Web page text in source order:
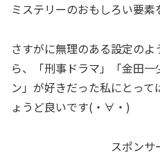
ミステリーのおもしろい要素
さすがに無理のある設定の
ら、「刑事ドラマ」「金田
ン」が好きだった私にとっ
ょうど良いです(・∀・)
スポンサ